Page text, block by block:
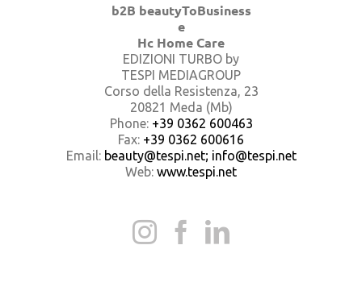
b2B beautyToBusiness
e
Hc Home Care
EDIZIONI TURBO by
TESPI MEDIAGROUP
Corso della Resistenza, 23
20821 Meda (Mb)
Phone: +39 0362 600463
Fax: +39 0362 600616
Email: beauty@tespi.net; info@tespi.net
Web: www.tespi.net